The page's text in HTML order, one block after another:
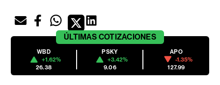
ÚLTIMAS COTIZACIONES
WBD
+1.62%
26.38
PSKY
+3.42%
9.06
APO
-1.35%
127.99